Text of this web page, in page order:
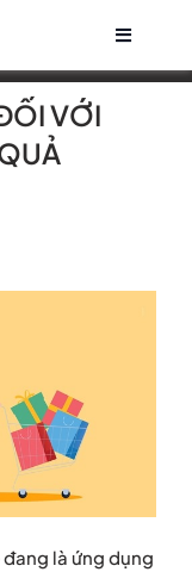
Toggle
VỚI
là ứng dụng